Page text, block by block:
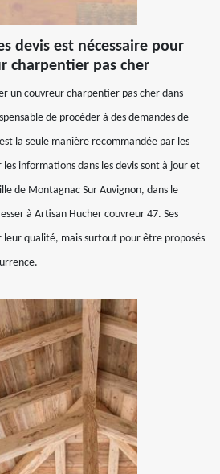
devis est nécessaire pour
charpentier pas cher
un couvreur charpentier pas cher dans
de procéder à des demandes de
la seule manière recommandée par les
informations dans les devis sont à jour et
de Montagnac Sur Auvignon, dans le
à Artisan Hucher couvreur 47. Ses
leur qualité, mais surtout pour être proposés